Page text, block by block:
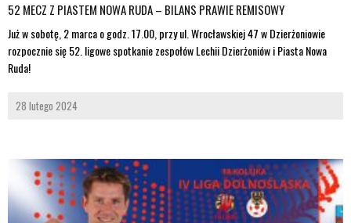
52 MECZ Z PIASTEM NOWA RUDA – BILANS PRAWIE REMISOWY
Już w sobotę, 2 marca o godz. 17.00, przy ul. Wrocławskiej 47 w Dzierżoniowie
rozpocznie się 52. ligowe spotkanie zespołów Lechii Dzierżoniów i Piasta Nowa
Ruda!
28 lutego 2024